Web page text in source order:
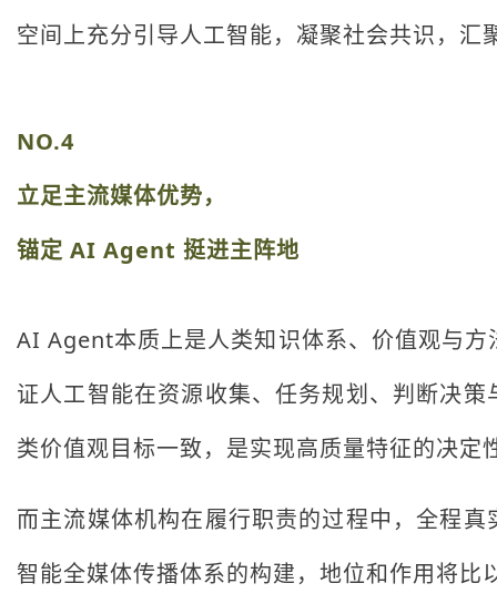
空间上充分引导人工智能，凝聚社会共识，
NO.4
立足主流媒体优势，
锚定 AI Agent 挺进主阵地
AI Agent本质上是人类知识体系、价值观与
证人工智能在资源收集、任务规划、判断决
类价值观目标一致，是实现高质量特征的决定
而主流媒体机构在履行职责的过程中，全程
智能全媒体传播体系的构建，地位和作用将